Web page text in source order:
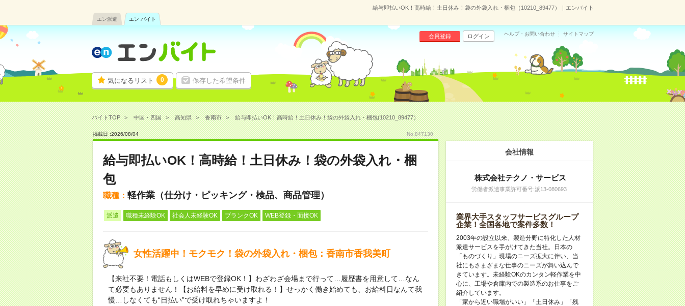
給与即払いOK！高時給！土日休み！袋の外袋入れ・梱包（10210_89477）｜エンバイト
エン派遣 エン バイト
気になるリスト 0 保存した希望条件
会員登録 ログイン ヘルプ・お問い合わせ サイトマップ
バイトTOP 中国・四国 高知県 香南市 給与即払いOK！高時給！土日休み！袋の外袋入れ・梱包(10210_89477）
掲載日 :2026/08/04 No.847130
給与即払いOK！高時給！土日休み！袋の外袋入れ・梱
包
職種： 軽作業（仕分け・ピッキング・検品、商品管理）
派遣 職種未経験OK 社会人未経験OK ブランクOK WEB登録・面接OK
女性活躍中！モクモク！袋の外袋入れ・梱包：香南市香我美町
【来社不要！電話もしくはWEBで登録OK！】わざわざ会場まで行って…履歴書を用意して…なん
て必要もありません！【お給料を早めに受け取れる！】せっかく働き始めても、お給料日なんて我
慢…しなくても“日払い”で受け取れちゃいますよ！
会社情報
株式会社テクノ・サービス
労働者派遣事業許可番号:派13-080693
業界大手スタッフサービスグループ
企業！全国各地で案件多数！
2003年の設立以来、製造分野に特化した人材
派遣サービスを手がけてきた当社。日本の
「ものづくり」現場のニーズ拡大に伴い、当
社にもさまざまな仕事のニーズが舞い込んで
きています。未経験OKのカンタン軽作業を中
心に、工場や倉庫内での製造系のお仕事をご
紹介しています。
「家から近い職場がいい」「土日休み」「残